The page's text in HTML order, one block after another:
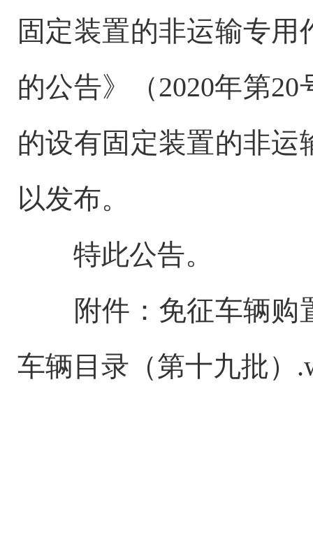
固定装置的非运输专
的公告》（2020年第
的设有固定装置的非
以发布。
特此公告。
附件：免征车辆购
车辆目录（第十九批）